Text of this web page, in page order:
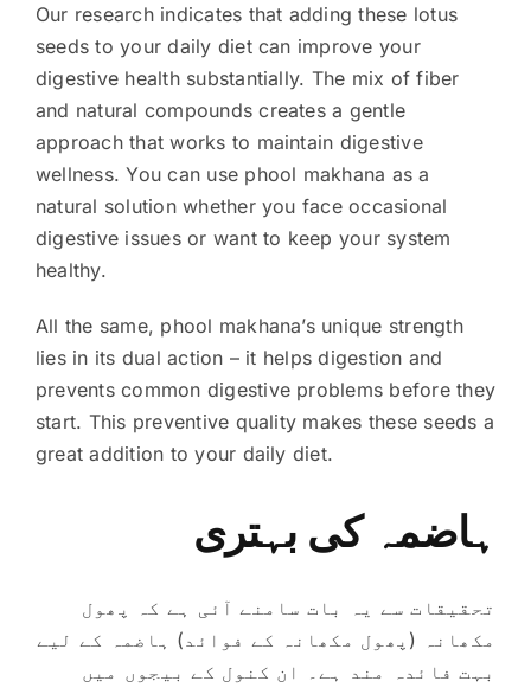
Our research indicates that adding these lotus
seeds to your daily diet can improve your
digestive health substantially. The mix of fiber
and natural compounds creates a gentle
approach that works to maintain digestive
wellness. You can use phool makhana as a
natural solution whether you face occasional
digestive issues or want to keep your system
healthy.
All the same, phool makhana’s unique strength
lies in its dual action – it helps digestion and
prevents common digestive problems before they
start. This preventive quality makes these seeds a
great addition to your daily diet.
ہاضمہ کی بہتری
تحقیقات سے یہ بات سامنے آئی ہے کہ پھول
مکھانہ (پھول مکھانہ کے فوائد) ہاضمہ کے لیے
بہت فائدہ مند ہے۔ ان کنول کے بیجوں میں